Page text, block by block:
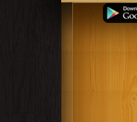
كتب 1957
كتب 1948
كتب 1921